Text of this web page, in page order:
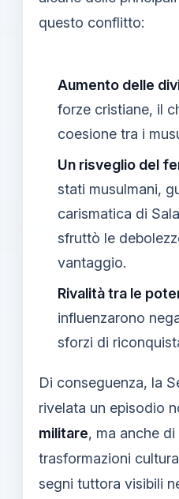
questo conflitto:
Aumento delle
forze cristiane, il
coesione tra i
Un risveglio del
stati musulmani,
carismatica di
sfruttò le
vantaggio.
Rivalità tra le
influenzarono
sforzi di
Di conseguenza, la
rivelata un episodio
militare, ma anche
trasformazioni
segni tuttora visibili